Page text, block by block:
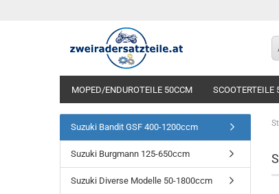
MOPED/ENDUROTEILE 50CCM SCOOTERTEILE
Suzuki Bandit GSF 400-1200ccm
Suzuki Burgmann 125-650ccm
Suzuki Diverse Modelle 50-1800ccm